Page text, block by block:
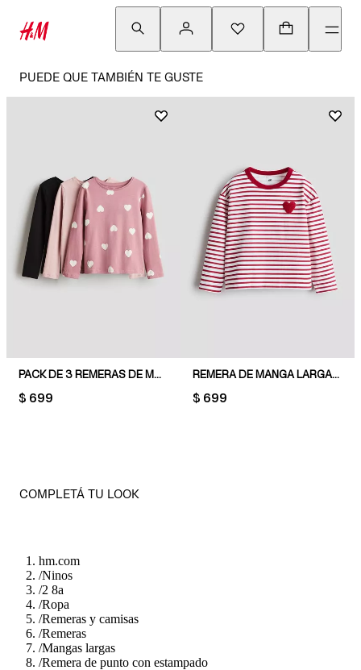
PUEDE QUE TAMBIÉN TE GUSTE
PACK DE 3 REMERAS DE MANGA LARGA
PRICE:
$ 699
REMERA DE MANGA LARGA CON DISEÑO DECORATIVO
PRICE:
$ 699
COMPLETÁ TU LOOK
hm.com
/Ninos
/2 8a
/Ropa
/Remeras y camisas
/Remeras
/Mangas largas
/Remera de punto con estampado